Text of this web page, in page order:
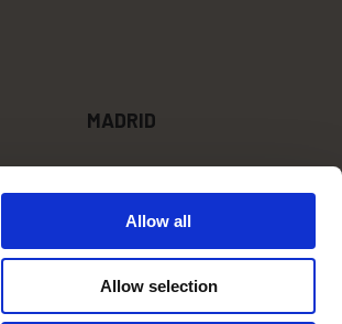
Allow all
Allow selection
MADRID
SUR LES